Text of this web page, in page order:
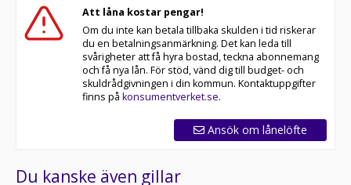
Att låna kostar pengar!
Om du inte kan betala tillbaka skulden i tid riskerar
du en betalningsanmärkning. Det kan leda till
svårigheter att få hyra bostad, teckna abonnemang
och få nya lån. För stöd, vänd dig till budget- och
skuldrådgivningen i din kommun. Kontaktuppgifter
finns på konsumentverket.se.
Ansök om lånelöfte
Du kanske även gillar